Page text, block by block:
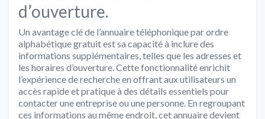
d’ouverture.
Un avantage clé de l’annuaire téléphonique par ordre
alphabétique gratuit est sa capacité à inclure des
informations supplémentaires, telles que les adresses et
les horaires d’ouverture. Cette fonctionnalité enrichit
l’expérience de recherche en offrant aux utilisateurs un
accès rapide et pratique à des détails essentiels pour
contacter une entreprise ou une personne. En regroupant
ces informations au même endroit, cet annuaire devient